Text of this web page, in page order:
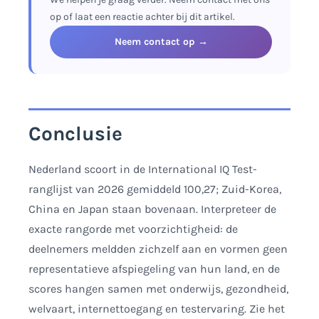
nodig.
op of laat een reactie achter bij dit artikel.
Neem contact op →
Conclusie
Nederland scoort in de International IQ Test-
ranglijst van 2026 gemiddeld 100,27; Zuid-Korea,
China en Japan staan bovenaan. Interpreteer de
exacte rangorde met voorzichtigheid: de
deelnemers meldden zichzelf aan en vormen geen
representatieve afspiegeling van hun land, en de
scores hangen samen met onderwijs, gezondheid,
welvaart, internettoegang en testervaring. Zie het